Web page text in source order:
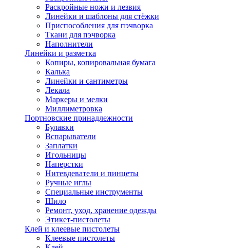
Раскройные ножи и лезвия
Линейки и шаблоны для стёжки
Приспособления для пэчворка
Ткани для пэчворка
Наполнители
Линейки и разметка
Копиры, копировальная бумага
Калька
Линейки и сантиметры
Лекала
Маркеры и мелки
Миллиметровка
Портновские принадлежности
Булавки
Вспарыватели
Заплатки
Игольницы
Наперстки
Нитевдеватели и пинцеты
Ручные иглы
Специальные инструменты
Шило
Ремонт, уход, хранение одежды
Этикет-пистолеты
Клей и клеевые пистолеты
Клеевые пистолеты